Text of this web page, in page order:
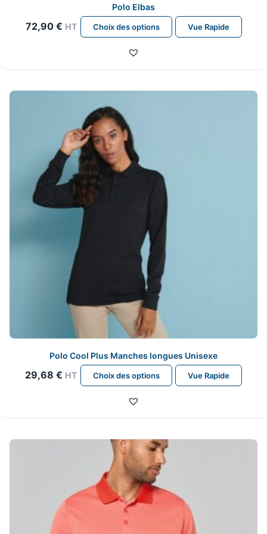
Polo Elbas
72,90 € HT Choix des options
Ce
produit
Vue Rapide
Polo Cool Plus Manches longues Unisexe
29,68 € HT Choix des options
Ce
produit
être
choisies
sur
Vue Rapide